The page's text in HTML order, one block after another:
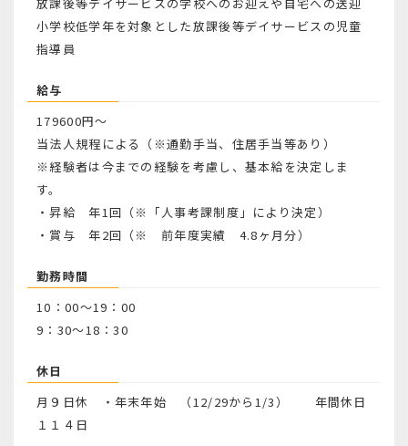
小学校低学年を対象とした放課後等デイサービスの児童
指導員
給与
179600円～
当法人規程による（※通勤手当、住居手当等あり）
※経験者は今までの経験を考慮し、基本給を決定しま
す。
・昇給 年1回（※「人事考課制度」により決定）
・賞与 年2回（※ 前年度実績 4.8ヶ月分）
勤務時間
10：00～19：00
9：30～18：30
休日
月９日休 ・年末年始 （12/29から1/3） 年間休日
１１４日